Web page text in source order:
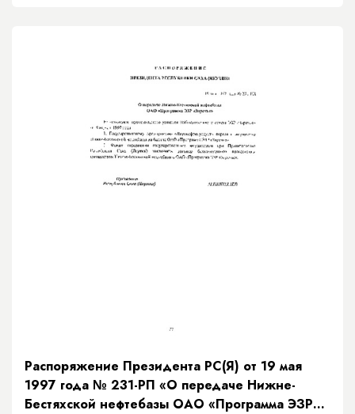
Распоряжение Президента РС(Я) от 19 мая
1997 года № 231-РП «О передаче Нижне-
Бестяхской нефтебазы ОАО «Программа ЭЗР